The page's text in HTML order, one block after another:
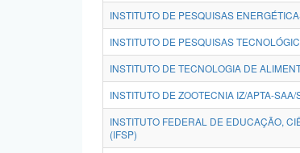
INSTITUTO DE PESQUISAS
INSTITUTO DE PESQUISAS
INSTITUTO DE TECNOLOGIA DE
INSTITUTO DE ZOOTECNIA IZ/APTA-SAA/
INSTITUTO FEDERAL DE EDUCAÇÃO,
(IFSP)